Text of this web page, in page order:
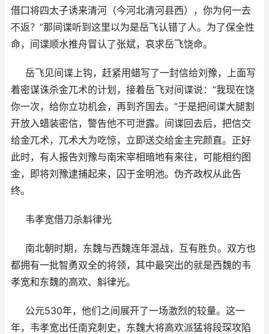
借口将四太子诱来清河（今河北清河县西），你为何一去
不返？”那间谍听到这里以为是岳飞认错了人。为了保全性
命，间谍顺水推舟冒认了张斌，哀求岳飞饶命。
岳飞见间谍上钩，赶紧用蜡写了一封信给刘豫，上面写
着密谋诛杀金兀术的计划，接着岳飞对间谍说：“我现在饶
你一次，给你立功机会，再到齐国去。”于是把间谍大腿割
开放入蜡装密信，警告他不可泄露。间谍回去后，把信交
给金兀术，兀术大为吃惊，立即送交给金主完颜直。正好
此时，有人报告刘豫与南宋宰相暗地有来往，可能相约图
金，即将刘豫逮捕起来，囚于金明池。伪齐政权从此告
终。
韦孝宽借刀杀斛律光
南北朝时期，东魏与西魏连年混战，互有胜负。双方也
都拥有一批智勇双全的将领，其中最突出的就是西魏的韦
孝宽和东魏的高欢、斛律光。
公元530年，他们之间展开了一场激烈的较量。这一
年，韦孝宽出任南兖刺史，东魏大将高欢派猛将段琛攻陷